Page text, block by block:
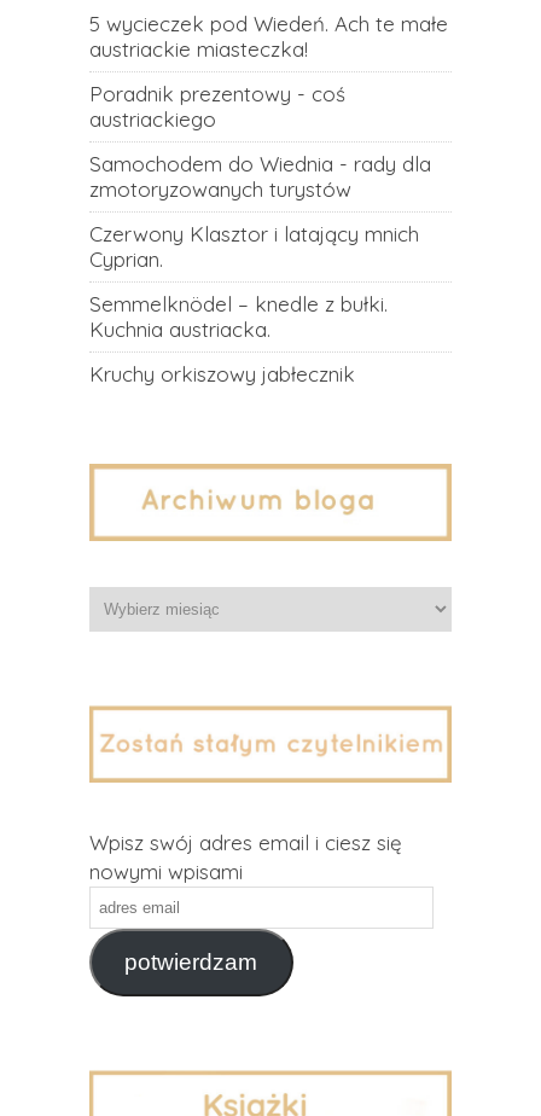
5 wycieczek pod Wiedeń. Ach te małe
austriackie miasteczka!
Poradnik prezentowy - coś
austriackiego
Samochodem do Wiednia - rady dla
zmotoryzowanych turystów
Czerwony Klasztor i latający mnich
Cyprian.
Semmelknödel – knedle z bułki.
Kuchnia austriacka.
Kruchy orkiszowy jabłecznik
Archiwa
Wpisz swój adres email i ciesz się
nowymi wpisami
adres
email
potwierdzam